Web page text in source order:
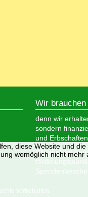
Wir
denn wir
sondern
und Erbschaften.
Wir sind als
vorbehalten.
diese Website und
womöglich nicht mehr